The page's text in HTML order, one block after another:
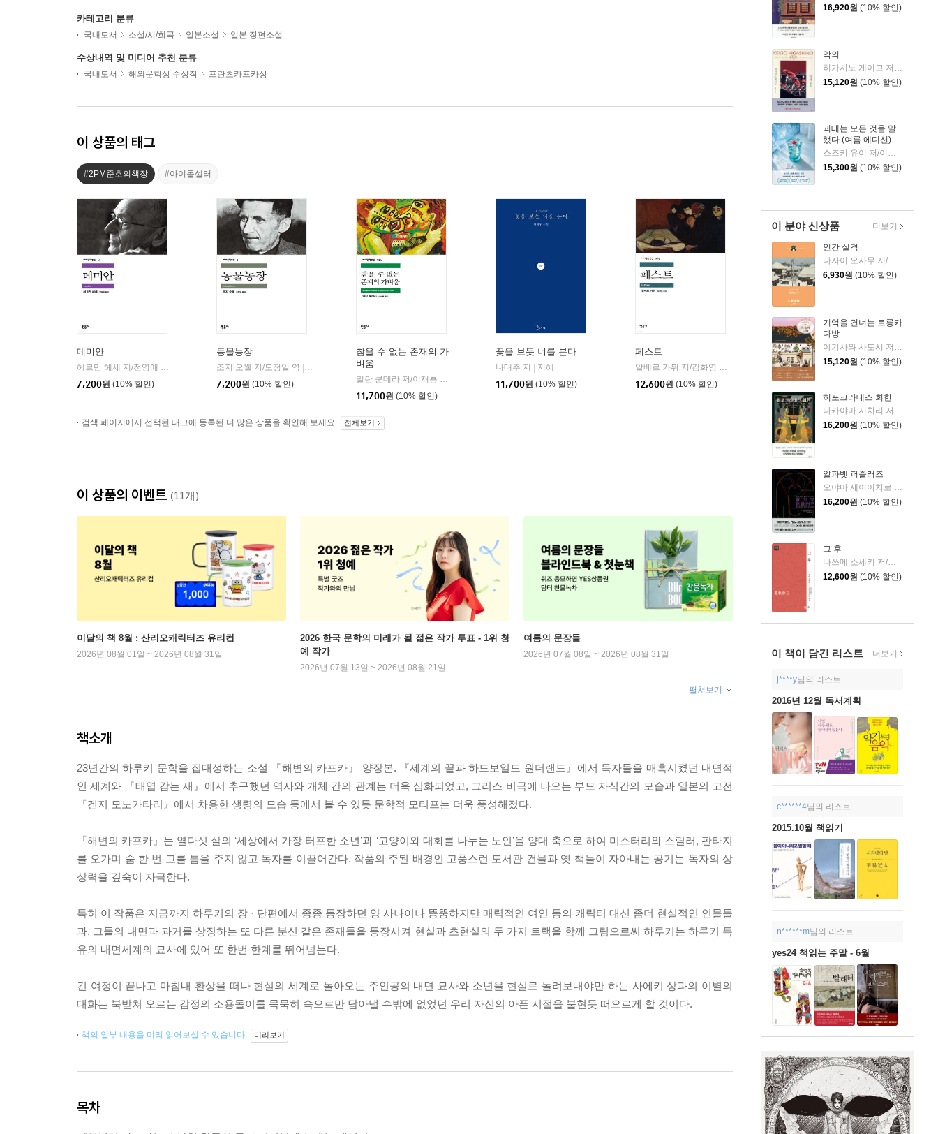
16,920원 (10% 할인)
악의
히가시노 게이고 저/양윤옥 역
15,120원 (10% 할인)
괴테는 모든 것을 말
했다 (여름 에디션)
스즈키 유이 저/이지수 역
15,300원 (10% 할인)
이 분야 신상품
인간 실격
다자이 오사무 저/김소영 역
6,930원 (10% 할인)
기억을 건너는 트릉카
다방
15,120원 (10% 할인)
히포크라테스 회한
나카야마 시치리 저/민경욱 역
16,200원 (10% 할인)
알파벳 퍼즐러즈
16,200원 (10% 할인)
그 후
나쓰메 소세키 저/고미야 도요타카 해설/박현석 역
12,600원 (10% 할인)
더보기
이 책이 담긴 리스트 더보기
j****y님의 리스트
2016년 12월 독서계획
c******4님의 리스트
2015.10월 책읽기
n******m님의 리스트
yes24 책읽는 주말 - 6월
카테고리 분류
국내도서 소설/시/희곡 일본소설 일본 장편소설
수상내역 및 미디어 추천 분류
국내도서 해외문학상 수상작 프란츠카프카상
이 상품의 태그
#2PM준호의책장 #아이돌셀러
데미안
헤르만 헤세 저/전영애 역
7,200원 (10% 할인)
동물농장
조지 오웰 저/도정일 역
민음사
7,200원 (10% 할인)
참을 수 없는 존재의 가
벼움
밀란 쿤데라 저/이재룡 역
11,700원 (10% 할인)
꽃을 보듯 너를 본다
나태주 저
지혜
11,700원 (10% 할인)
페스트
알베르 카뮈 저/김화영 역
12,600원 (10% 할인)
검색 페이지에서 선택된 태그에 등록된 더 많은 상품을 확인해 보세요. 전체보기
이 상품의 이벤트 (11개)
이달의 책 8월 : 산리오캐릭터즈 유리컵
2026년 08월 01일 ~ 2026년 08월 31일
2026 한국 문학의 미래가 될 젊은 작가 투표 - 1위 청
예 작가
2026년 07월 13일 ~ 2026년 08월 21일
여름의 문장들
2026년 07월 08일 ~ 2026년 08월 31일
펼쳐보기
책소개
23년간의 하루키 문학을 집대성하는 소설 『해변의 카프카』 양장본. 『세계의 끝과 하드보일드 원더랜드』에서 독자들을 매혹시켰던 내면적
인 세계와 『태엽 감는 새』에서 추구했던 역사와 개체 간의 관계는 더욱 심화되었고, 그리스 비극에 나오는 부모 자식간의 모습과 일본의 고전
『겐지 모노가타리』에서 차용한 생령의 모습 등에서 볼 수 있듯 문학적 모티프는 더욱 풍성해졌다.
『해변의 카프카』는 열다섯 살의 ‘세상에서 가장 터프한 소년’과 ‘고양이와 대화를 나누는 노인’을 양대 축으로 하여 미스터리와 스릴러, 판타지
를 오가며 숨 한 번 고를 틈을 주지 않고 독자를 이끌어간다. 작품의 주된 배경인 고풍스런 도서관 건물과 옛 책들이 자아내는 공기는 독자의 상
상력을 깊숙이 자극한다.
특히 이 작품은 지금까지 하루키의 장 · 단편에서 종종 등장하던 양 사나이나 뚱뚱하지만 매력적인 여인 등의 캐릭터 대신 좀더 현실적인 인물들
과, 그들의 내면과 과거를 상징하는 또 다른 분신 같은 존재들을 등장시켜 현실과 초현실의 두 가지 트랙을 함께 그림으로써 하루키는 하루키 특
유의 내면세계의 묘사에 있어 또 한번 한계를 뛰어넘는다.
긴 여정이 끝나고 마침내 환상을 떠나 현실의 세계로 돌아오는 주인공의 내면 묘사와 소년을 현실로 돌려보내야만 하는 사에키 상과의 이별의
대화는 북받쳐 오르는 감정의 소용돌이를 묵묵히 속으로만 담아낼 수밖에 없었던 우리 자신의 아픈 시절을 불현듯 떠오르게 할 것이다.
책의 일부 내용을 미리 읽어보실 수 있습니다. 미리보기
목차